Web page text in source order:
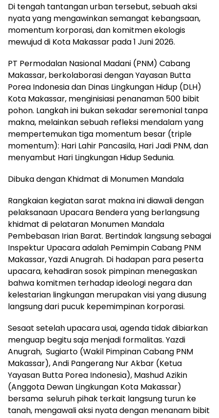
Di tengah tantangan urban tersebut, sebuah aksi
nyata yang mengawinkan semangat kebangsaan,
momentum korporasi, dan komitmen ekologis
mewujud di Kota Makassar pada 1 Juni 2026.
​PT Permodalan Nasional Madani (PNM) Cabang
Makassar, berkolaborasi dengan Yayasan Butta
Porea Indonesia dan Dinas Lingkungan Hidup (DLH)
Kota Makassar, menginisiasi penanaman 500 bibit
pohon. Langkah ini bukan sekadar seremonial tanpa
makna, melainkan sebuah refleksi mendalam yang
mempertemukan tiga momentum besar (triple
momentum): Hari Lahir Pancasila, Hari Jadi PNM, dan
menyambut Hari Lingkungan Hidup Sedunia.
​Dibuka dengan Khidmat di Monumen Mandala
​Rangkaian kegiatan sarat makna ini diawali dengan
pelaksanaan Upacara Bendera yang berlangsung
khidmat di pelataran Monumen Mandala
Pembebasan Irian Barat. Bertindak langsung sebagai
Inspektur Upacara adalah Pemimpin Cabang PNM
Makassar, Yazdi Anugrah. Di hadapan para peserta
upacara, kehadiran sosok pimpinan menegaskan
bahwa komitmen terhadap ideologi negara dan
kelestarian lingkungan merupakan visi yang diusung
langsung dari pucuk kepemimpinan korporasi.
​Sesaat setelah upacara usai, agenda tidak dibiarkan
menguap begitu saja menjadi formalitas. Yazdi
Anugrah, Sugiarto (Wakil Pimpinan Cabang PNM
Makassar), Andi Pangerang Nur Akbar (Ketua
Yayasan Butta Porea Indonesia), Mashud Azikin
(Anggota Dewan Lingkungan Kota Makassar)
bersama seluruh pihak terkait langsung turun ke
tanah, mengawali aksi nyata dengan menanam bibit